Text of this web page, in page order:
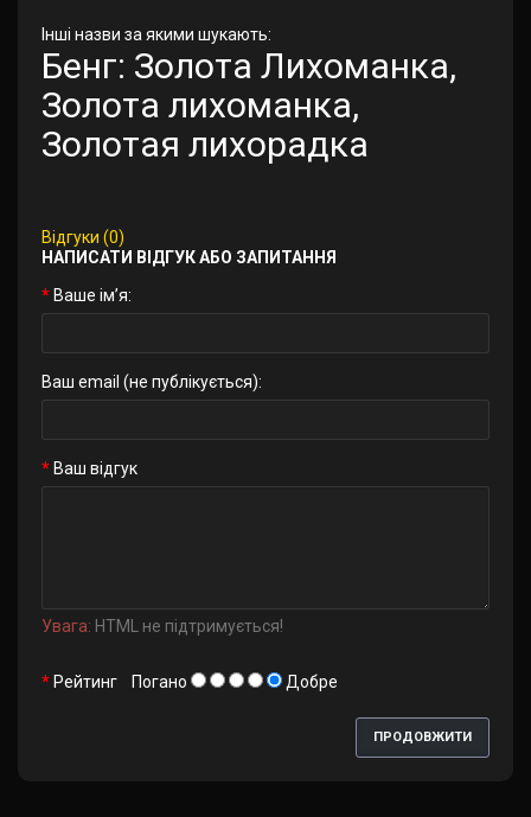
Інші назви за якими шукають:
Бенг: Золота Лихоманка,
Золота лихоманка,
Золотая лихорадка
Відгуки (0)
НАПИСАТИ ВІДГУК АБО ЗАПИТАННЯ
Ваше ім’я:
Ваш email (не публікується):
Ваш відгук
Увага: HTML не підтримується!
Рейтинг Погано Добре
ПРОДОВЖИТИ